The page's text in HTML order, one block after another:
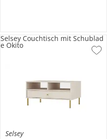
Selsey
Selsey Couchtisch mit Schublad
e Okito